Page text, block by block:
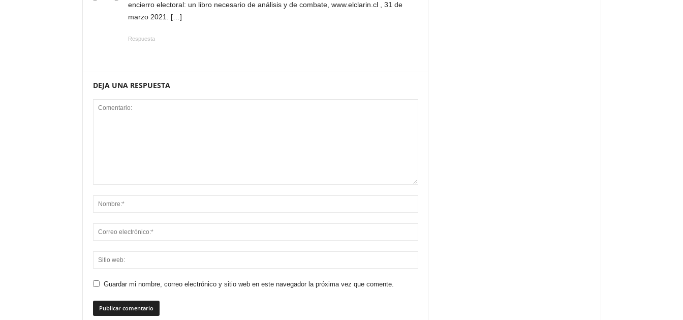
encierro electoral: un libro necesario de análisis y de combate, www.elclarin.cl , 31 de
marzo 2021. […]
Respuesta
DEJA UNA RESPUESTA
Guardar mi nombre, correo electrónico y sitio web en este navegador la próxima vez que comente.